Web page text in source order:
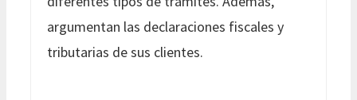
argumentan las declaraciones fiscales y
tributarias de sus clientes.